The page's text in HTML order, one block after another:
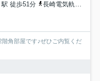
徒歩51分
長崎電気軌道５系統「大浦海岸通」駅 徒歩51分
角部屋です♪ぜひご内覧くだ